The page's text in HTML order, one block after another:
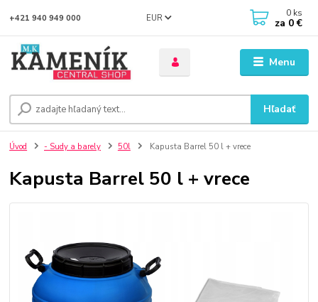
Menu
EUR
Hľadať
+421 940 949 000 0 ks
za 0 €
Úvod - Sudy a barely 50l Kapusta Barrel 50 l + vrece
Kapusta Barrel 50 l + vrece